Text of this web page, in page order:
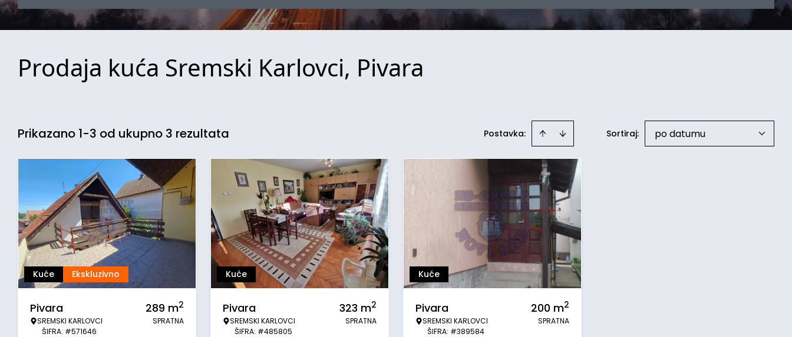
Prodaja kuća Sremski Karlovci, Pivara
Prikazano 1-3 od ukupno 3 rezultata Postavka: Sortiraj: po datumu
Kuće Ekskluzivno
Pivara
SREMSKI KARLOVCI
ŠIFRA: #571646
289 m2
SPRATNA
Kuće
Pivara
SREMSKI KARLOVCI
ŠIFRA: #485805
323 m2
SPRATNA
Kuće
Pivara
SREMSKI KARLOVCI
ŠIFRA: #389584
200 m2
SPRATNA